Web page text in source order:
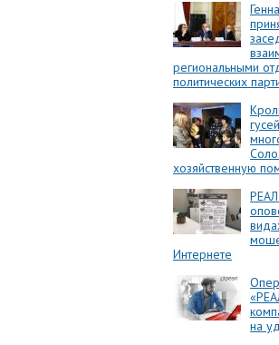
региональными
политических
хозяйственную
Интернете
на